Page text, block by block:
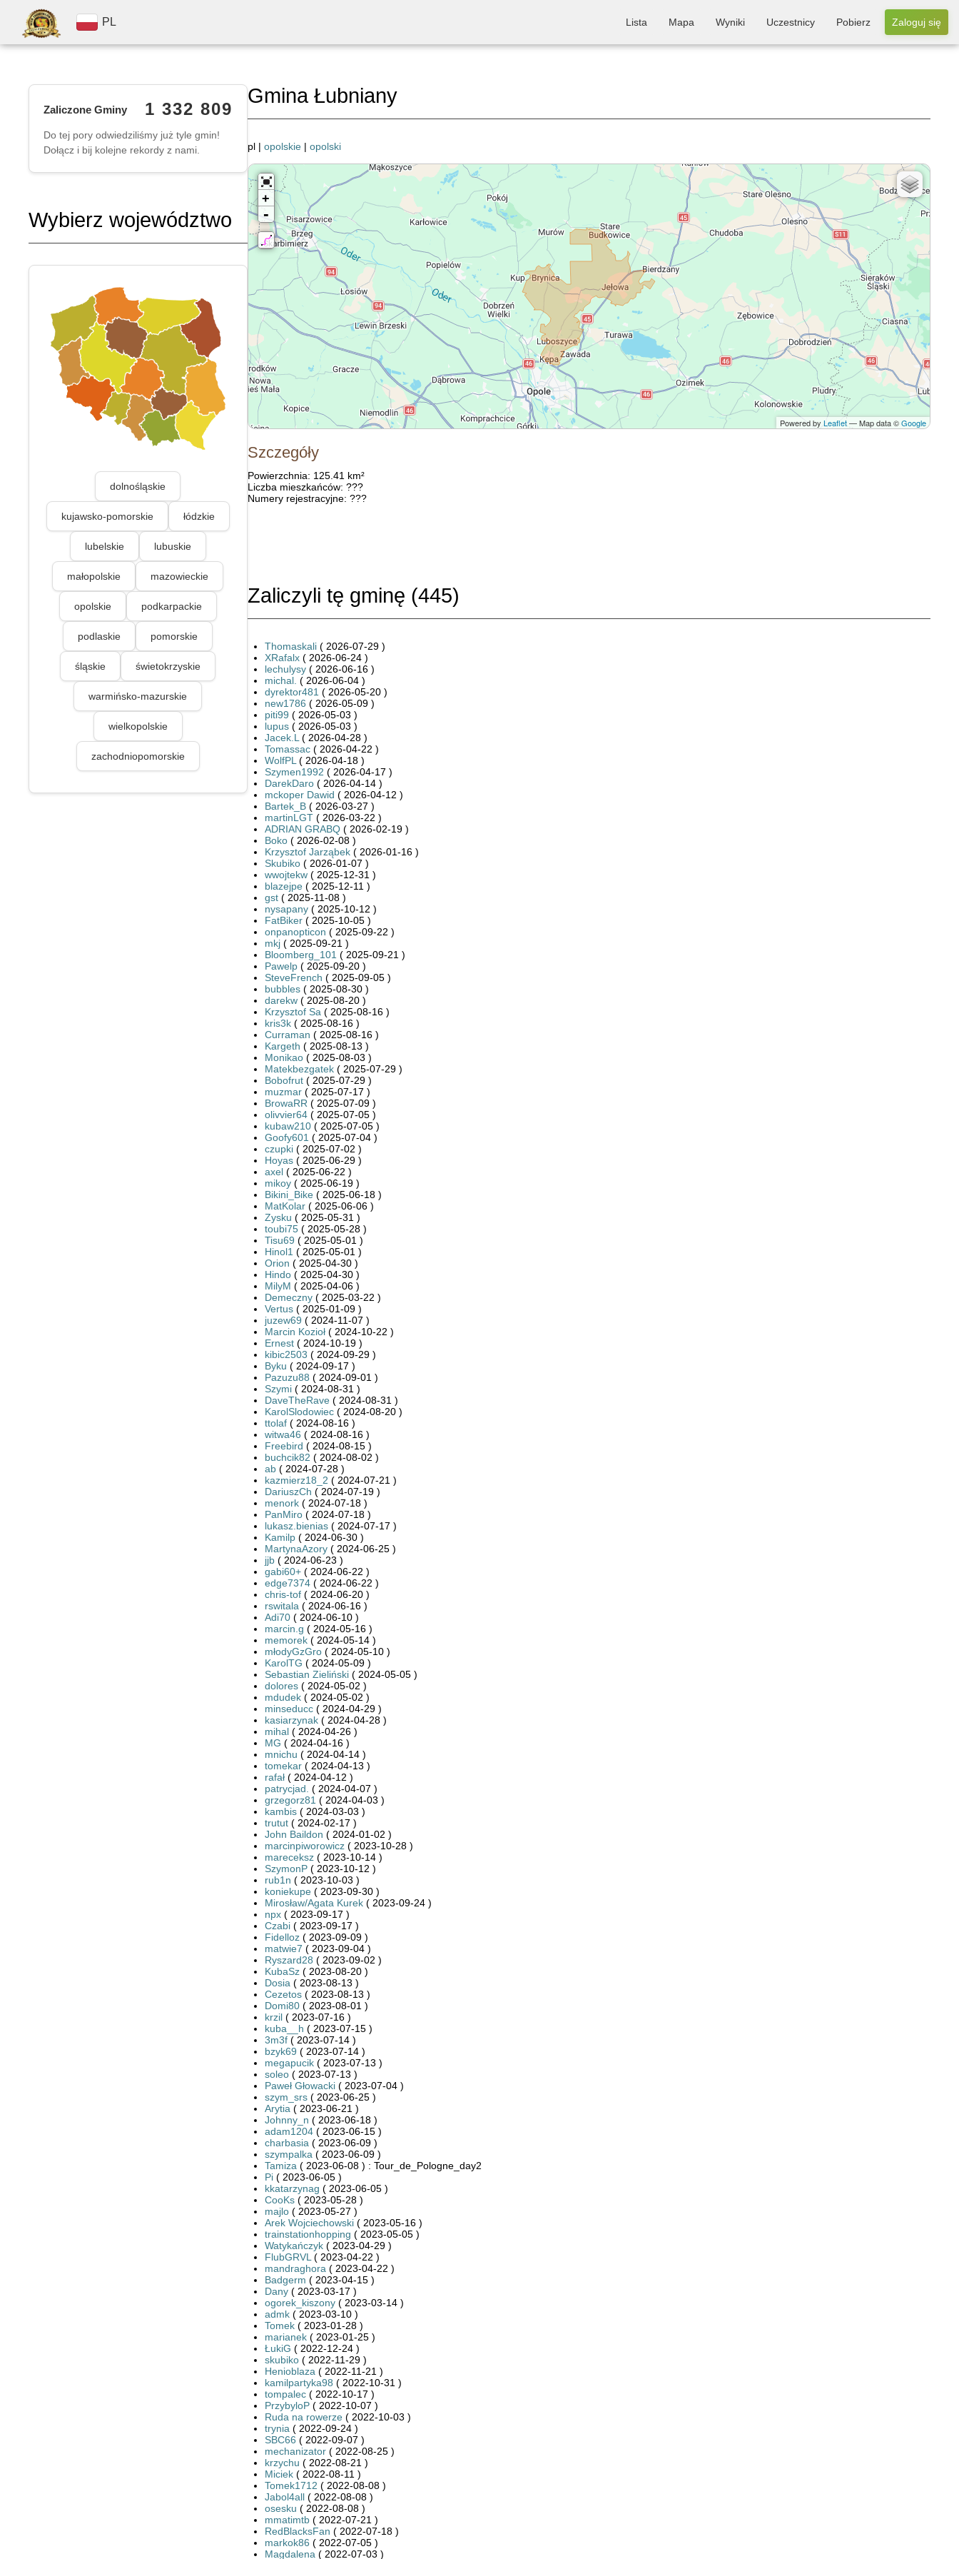
PL Lista Mapa Wyniki Uczestnicy Pobierz Zaloguj się
Zaliczone Gminy 1 332 809
Do tej pory odwiedziliśmy już tyle gmin!
Dołącz i bij kolejne rekordy z nami.
Wybierz województwo
dolnośląskie
kujawsko-pomorskie łódzkie
lubelskie lubuskie
małopolskie mazowieckie
opolskie podkarpackie
podlaskie pomorskie
śląskie świetokrzyskie
warmińsko-mazurskie
wielkopolskie
zachodniopomorskie
Gmina Łubniany
pl | opolskie| opolski
+
-
Powered by Leaflet— Map data ©Google
Szczegóły
Powierzchnia: 125.41 km²
Liczba mieszkańców: ???
Numery rejestracyjne: ???
Zaliczyli tę gminę (445)
Thomaskali( 2026-07-29 )
XRafalx( 2026-06-24 )
lechulysy( 2026-06-16 )
michal. ( 2026-06-04 )
dyrektor481 ( 2026-05-20 )
new1786 ( 2026-05-09 )
piti99 ( 2026-05-03 )
lupus( 2026-05-03 )
Jacek.L ( 2026-04-28 )
Tomassac( 2026-04-22 )
WolfPL ( 2026-04-18 )
Szymen1992 ( 2026-04-17 )
DarekDaro( 2026-04-14 )
mckoper Dawid ( 2026-04-12 )
Bartek_B( 2026-03-27 )
martinLGT( 2026-03-22 )
ADRIAN GRABQ( 2026-02-19 )
Boko( 2026-02-08 )
Krzysztof Jarząbek( 2026-01-16 )
Skubiko( 2026-01-07 )
wwojtekw( 2025-12-31 )
blazejpe( 2025-12-11 )
gst( 2025-11-08 )
nysapany( 2025-10-12 )
FatBiker( 2025-10-05 )
onpanopticon ( 2025-09-22 )
mkj( 2025-09-21 )
Bloomberg_101 ( 2025-09-21 )
Pawelp( 2025-09-20 )
SteveFrench ( 2025-09-05 )
bubbles( 2025-08-30 )
darekw( 2025-08-20 )
Krzysztof Sa ( 2025-08-16 )
kris3k( 2025-08-16 )
Curraman ( 2025-08-16 )
Kargeth ( 2025-08-13 )
Monikao( 2025-08-03 )
Matekbezgatek( 2025-07-29 )
Bobofrut( 2025-07-29 )
muzmar( 2025-07-17 )
BrowaRR ( 2025-07-09 )
olivvier64( 2025-07-05 )
kubaw210( 2025-07-05 )
Goofy601 ( 2025-07-04 )
czupki( 2025-07-02 )
Hoyas( 2025-06-29 )
axel( 2025-06-22 )
mikoy( 2025-06-19 )
Bikini_Bike( 2025-06-18 )
MatKolar( 2025-06-06 )
Zysku ( 2025-05-31 )
toubi75( 2025-05-28 )
Tisu69 ( 2025-05-01 )
Hinol1 ( 2025-05-01 )
Orion ( 2025-04-30 )
Hindo( 2025-04-30 )
MilyM ( 2025-04-06 )
Demeczny( 2025-03-22 )
Vertus( 2025-01-09 )
juzew69 ( 2024-11-07 )
Marcin Kozioł( 2024-10-22 )
Ernest( 2024-10-19 )
kibic2503 ( 2024-09-29 )
Byku ( 2024-09-17 )
Pazuzu88 ( 2024-09-01 )
Szymi( 2024-08-31 )
DaveTheRave( 2024-08-31 )
KarolSlodowiec( 2024-08-20 )
ttolaf( 2024-08-16 )
witwa46 ( 2024-08-16 )
Freebird ( 2024-08-15 )
buchcik82 ( 2024-08-02 )
ab( 2024-07-28 )
kazmierz18_2 ( 2024-07-21 )
DariuszCh ( 2024-07-19 )
menork( 2024-07-18 )
PanMiro( 2024-07-18 )
lukasz.bienias( 2024-07-17 )
Kamilp( 2024-06-30 )
MartynaAzory( 2024-06-25 )
jjb( 2024-06-23 )
gabi60+( 2024-06-22 )
edge7374( 2024-06-22 )
chris-tof( 2024-06-20 )
rswitala ( 2024-06-16 )
Adi70( 2024-06-10 )
marcin.g ( 2024-05-16 )
memorek( 2024-05-14 )
młodyGzGro( 2024-05-10 )
KarolTG ( 2024-05-09 )
Sebastian Zieliński( 2024-05-05 )
dolores( 2024-05-02 )
mdudek( 2024-05-02 )
minseducc( 2024-04-29 )
kasiarzynak( 2024-04-28 )
mihal( 2024-04-26 )
MG ( 2024-04-16 )
mnichu ( 2024-04-14 )
tomekar( 2024-04-13 )
rafał( 2024-04-12 )
patrycjad. ( 2024-04-07 )
grzegorz81 ( 2024-04-03 )
kambis( 2024-03-03 )
trutut( 2024-02-17 )
John Baildon ( 2024-01-02 )
marcinpiworowicz( 2023-10-28 )
mareceksz( 2023-10-14 )
SzymonP( 2023-10-12 )
rub1n ( 2023-10-03 )
koniekupe( 2023-09-30 )
Mirosław/Agata Kurek( 2023-09-24 )
npx( 2023-09-17 )
Czabi( 2023-09-17 )
Fidelloz( 2023-09-09 )
matwie7 ( 2023-09-04 )
Ryszard28 ( 2023-09-02 )
KubaSz( 2023-08-20 )
Dosia ( 2023-08-13 )
Cezetos( 2023-08-13 )
Domi80( 2023-08-01 )
krzil( 2023-07-16 )
kuba__h ( 2023-07-15 )
3m3f( 2023-07-14 )
bzyk69 ( 2023-07-14 )
megapucik( 2023-07-13 )
soleo( 2023-07-13 )
Paweł Głowacki( 2023-07-04 )
szym_srs( 2023-06-25 )
Arytia ( 2023-06-21 )
Johnny_n ( 2023-06-18 )
adam1204( 2023-06-15 )
charbasia ( 2023-06-09 )
szympalka ( 2023-06-09 )
Tamiza ( 2023-06-08 ) : Tour_de_Pologne_day2
Pi( 2023-06-05 )
kkatarzynag ( 2023-06-05 )
CooKs( 2023-05-28 )
majlo( 2023-05-27 )
Arek Wojciechowski( 2023-05-16 )
trainstationhopping ( 2023-05-05 )
Watykańczyk( 2023-04-29 )
FlubGRVL ( 2023-04-22 )
mandraghora ( 2023-04-22 )
Badgerm ( 2023-04-15 )
Dany( 2023-03-17 )
ogorek_kiszony( 2023-03-14 )
admk( 2023-03-10 )
Tomek( 2023-01-28 )
marianek( 2023-01-25 )
ŁukiG ( 2022-12-24 )
skubiko( 2022-11-29 )
Henioblaza ( 2022-11-21 )
kamilpartyka98 ( 2022-10-31 )
tompalec( 2022-10-17 )
PrzybyloP( 2022-10-07 )
Ruda na rowerze( 2022-10-03 )
trynia ( 2022-09-24 )
SBC66 ( 2022-09-07 )
mechanizator( 2022-08-25 )
krzychu ( 2022-08-21 )
Miciek( 2022-08-11 )
Tomek1712 ( 2022-08-08 )
Jabol4all( 2022-08-08 )
osesku ( 2022-08-08 )
mmatimtb( 2022-07-21 )
RedBlacksFan ( 2022-07-18 )
markok86 ( 2022-07-05 )
Magdalena ( 2022-07-03 )